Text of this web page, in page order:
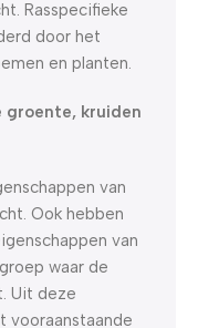
Rasspecifieke
door het
en planten.
groente, kruiden
van
Ook hebben
van
waar de
Uit deze
vooraanstaande